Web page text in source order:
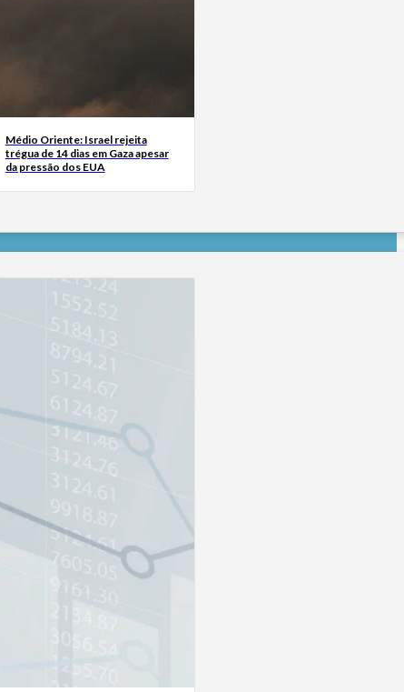
Médio Oriente: Israel rejeita
trégua de 14 dias em Gaza apesar
da pressão dos EUA